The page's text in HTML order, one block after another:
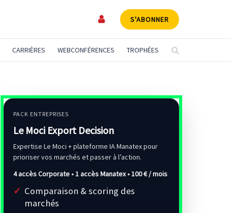
S'ABONNER
CARRIÈRES WEBCONFÉRENCES TROPHÉES
PACK ENTREPRISES
Le Moci Export Decision
Expertise Le Moci + plateforme IA Manatex pour
prioriser vos marchés et passer à l’action.
4 accès Corporate • 1 accès Manatex •100 € / mois
Comparaison & scoring des
marchés